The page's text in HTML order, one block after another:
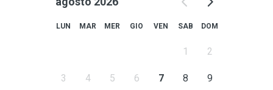
LUN MAR MER GIO VEN SAB DOM
1 2
3 4 5 6 7 8 9